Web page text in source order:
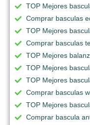
TOP Mejores
Comprar basculas
TOP Mejores
Comprar basculas
TOP Mejores
TOP Mejores
TOP Mejores
Comprar basculas
TOP Mejores
Comprar bascula